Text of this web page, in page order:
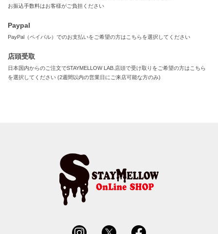
お振込手数料はお客様がご負担ください
Paypal
PayPal（ペイパル）でのお支払いをご希望の方はこちらを選択してください
店頭受取
日本国内からのご注文でSTAYMELLOW LAB.店頭で受け取りをご希望の方はこちら
を選択してください (2週間以内の営業日にご来店可能な方のみ)